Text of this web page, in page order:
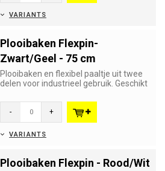
VARIANTS
Plooibaken Flexpin-
Zwart/Geel - 75 cm
Plooibaken en flexibel paaltje uit twee
delen voor industrieel gebruik. Geschikt
- +
VARIANTS
Plooibaken Flexpin - Rood/Wit